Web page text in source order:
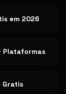
em 2026
Plataformas
Gratis